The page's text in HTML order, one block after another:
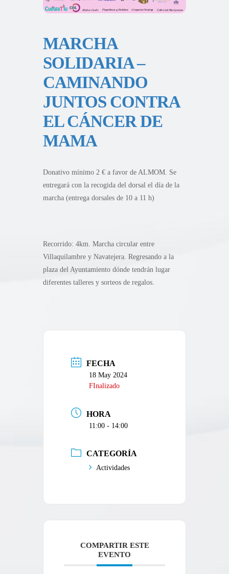
MARCHA
SOLIDARIA –
CAMINANDO
JUNTOS CONTRA
EL CÁNCER DE
MAMA
Donativo mínimo 2 € a favor de ALMOM. Se
entregará con la recogida del dorsal el día de la
marcha (entrega dorsales de 10 a 11 h)
Recorrido: 4km. Marcha circular entre
Villaquilambre y Navatejera. Regresando a la
plaza del Ayuntamiento dónde tendrán lugar
diferentes talleres y sorteos de regalos.
FECHA
18 May 2024
FInalizado
HORA
11:00 - 14:00
CATEGORÍA
Actividades
COMPARTIR ESTE
EVENTO